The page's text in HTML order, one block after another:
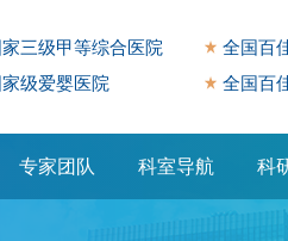
家三级甲等综合医院
全国百
家级爱婴医院
全国百
专家团队 科室导航 科